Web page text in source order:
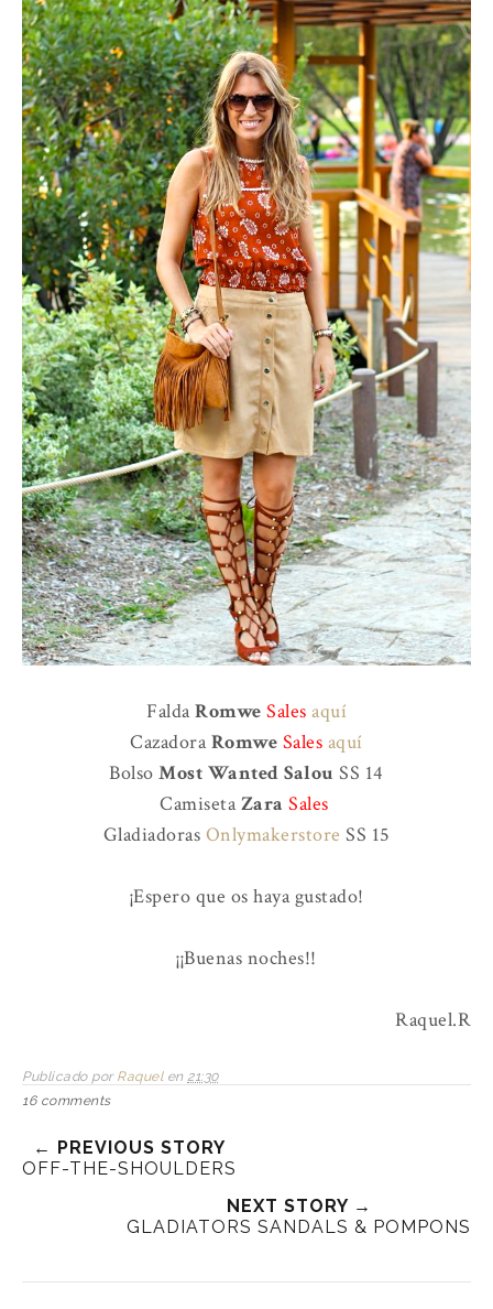
FaldaRomwe Sales aquí
CazadoraRomwe Sales aquí
BolsoMost Wanted SalouSS 14
CamisetaZara Sales
Gladiadoras Onlymakerstore SS 15
¡Espero que os haya gustado!
¡¡Buenas noches!!
Raquel.R
Publicado por Raquel en 21:30
16 comments
← PREVIOUS STORY
OFF-THE-SHOULDERS
NEXT STORY →
GLADIATORS SANDALS & POMPONS